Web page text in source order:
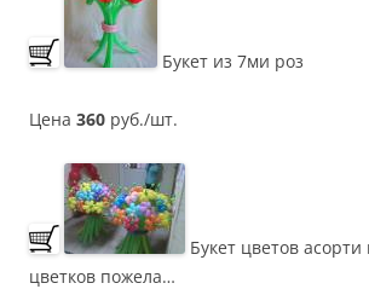
Букет из 7ми роз
Цена 360 руб./шт.
Букет цветов асорти
цветков пожела…